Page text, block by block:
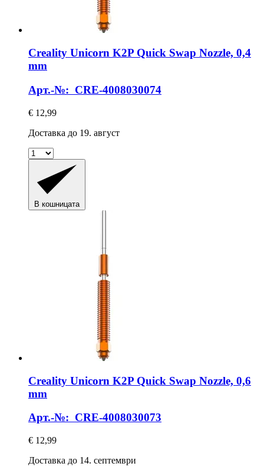
Creality Unicorn K2P Quick Swap Nozzle, 0,4
mm
Арт.-№: CRE-4008030074
€ 12,99
Доставка до 19. август
В кошницата
Creality Unicorn K2P Quick Swap Nozzle, 0,6
mm
Арт.-№: CRE-4008030073
€ 12,99
Доставка до 14. септември